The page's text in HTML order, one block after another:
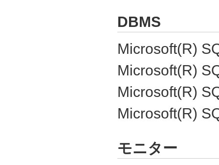
DBMS
Microsoft(R)
Microsoft(R)
Microsoft(R)
Microsoft(R)
モニター